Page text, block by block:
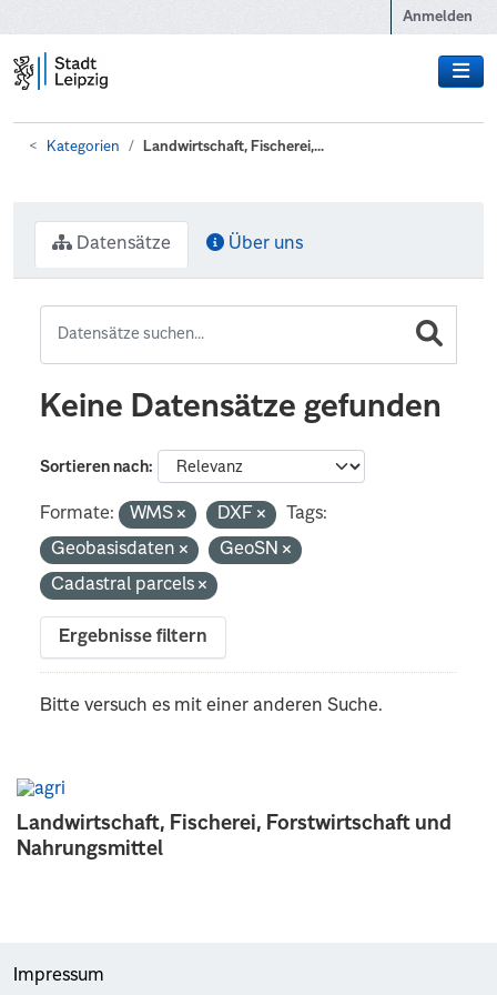
Anmelden
Kategorien Landwirtschaft, Fischerei,...
Landwirtschaft, Fischerei, Forstwirtschaft und
Nahrungsmittel
Datensätze Über uns
Keine Datensätze gefunden
Sortieren nach
Formate: WMS DXF
Tags:
Geobasisdaten
GeoSN
Cadastral parcels
Ergebnisse filtern
Bitte versuch es mit einer anderen Suche.
Impressum